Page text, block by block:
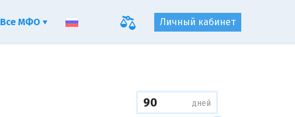
дней
Личный кабинет
Все МФО